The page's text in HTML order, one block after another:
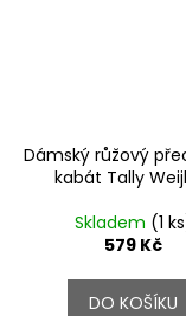
Dámský růžový
kabát Tally
Skladem (1
579 Kč
DO KOŠÍKU